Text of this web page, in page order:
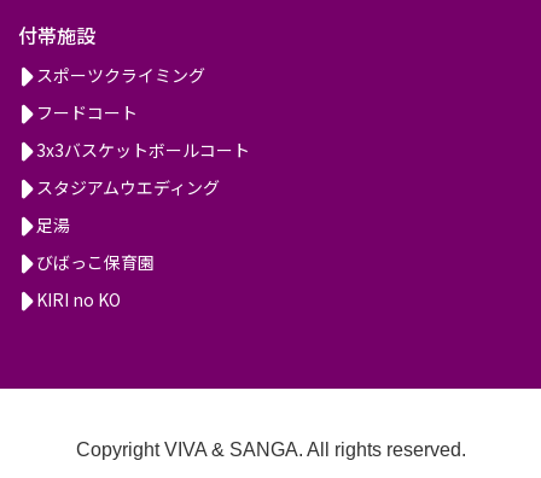
付帯施設
スポーツクライミング
フードコート
3x3バスケットボールコート
スタジアムウエディング
足湯
びばっこ保育園
KIRI no KO
Copyright VIVA & SANGA. All rights reserved.